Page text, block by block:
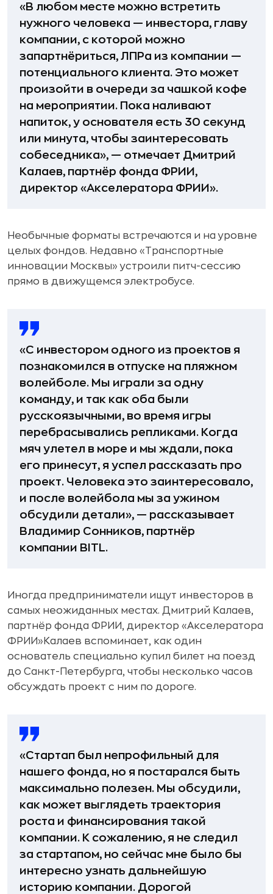
«В любом месте можно встретить
нужного человека — инвестора, главу
компании, с которой можно
запартнёриться, ЛПРа из компании —
потенциального клиента. Это может
произойти в очереди за чашкой кофе
на мероприятии. Пока наливают
напиток, у основателя есть 30 секунд
или минута, чтобы заинтересовать
собеседника», — отмечает Дмитрий
Калаев, партнёр фонда ФРИИ,
директор «Акселератора ФРИИ».
Необычные форматы встречаются и на уровне
целых фондов. Недавно «Транспортные
инновации Москвы» устроили питч-сессию
прямо в движущемся электробусе.
«С инвестором одного из проектов я
познакомился в отпуске на пляжном
волейболе. Мы играли за одну
команду, и так как оба были
русскоязычными, во время игры
перебрасывались репликами. Когда
мяч улетел в море и мы ждали, пока
его принесут, я успел рассказать про
проект. Человека это заинтересовало,
и после волейбола мы за ужином
обсудили детали», — рассказывает
Владимир Сонников, партнёр
компании BITL.
Иногда предприниматели ищут инвесторов в
самых неожиданных местах. Дмитрий Калаев,
партнёр фонда ФРИИ, директор «Акселератора
ФРИИ»Калаев вспоминает, как один
основатель специально купил билет на поезд
до Санкт-Петербурга, чтобы несколько часов
обсуждать проект с ним по дороге.
«Стартап был непрофильный для
нашего фонда, но я постарался быть
максимально полезен. Мы обсудили,
как может выглядеть траектория
роста и финансирования такой
компании. К сожалению, я не следил
за стартапом, но сейчас мне было бы
интересно узнать дальнейшую
историю компании. Дорогой